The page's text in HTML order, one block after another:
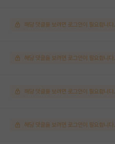
해당 댓글을 보려면 로그인이 필요합니다.
해당 댓글을 보려면 로그인이 필요합니다.
해당 댓글을 보려면 로그인이 필요합니다.
해당 댓글을 보려면 로그인이 필요합니다.